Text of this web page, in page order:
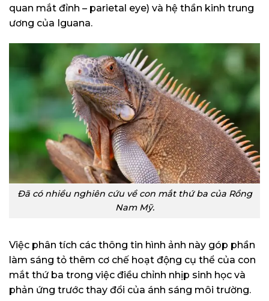
quan mắt đỉnh – parietal eye) và hệ thần kinh trung
ương của Iguana.
Đã có nhiều nghiên cứu về con mắt thứ ba của Rồng
Nam Mỹ.
Việc phân tích các thông tin hình ảnh này góp phần
làm sáng tỏ thêm cơ chế hoạt động cụ thể của con
mắt thứ ba trong việc điều chỉnh nhịp sinh học và
phản ứng trước thay đổi của ánh sáng môi trường.